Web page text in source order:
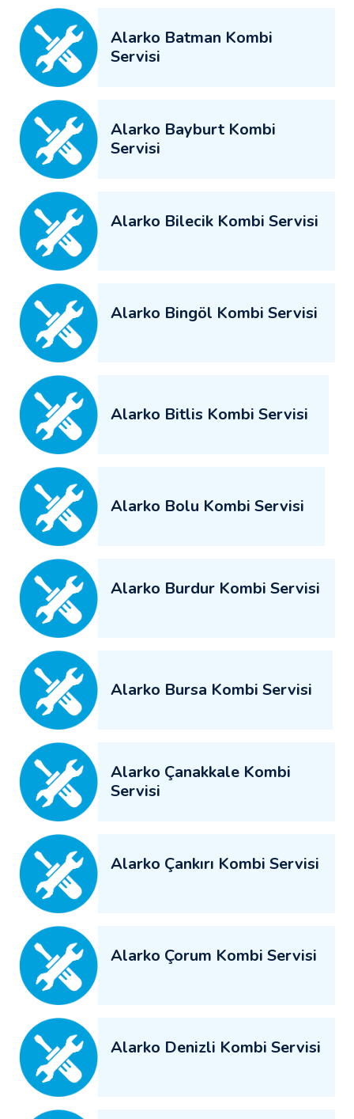
Alarko Batman Kombi
Servisi
Alarko Bayburt Kombi
Servisi
Alarko Bilecik Kombi Servisi
Alarko Bingöl Kombi Servisi
Alarko Bitlis Kombi Servisi
Alarko Bolu Kombi Servisi
Alarko Burdur Kombi Servisi
Alarko Bursa Kombi Servisi
Alarko Çanakkale Kombi
Servisi
Alarko Çankırı Kombi Servisi
Alarko Çorum Kombi Servisi
Alarko Denizli Kombi Servisi